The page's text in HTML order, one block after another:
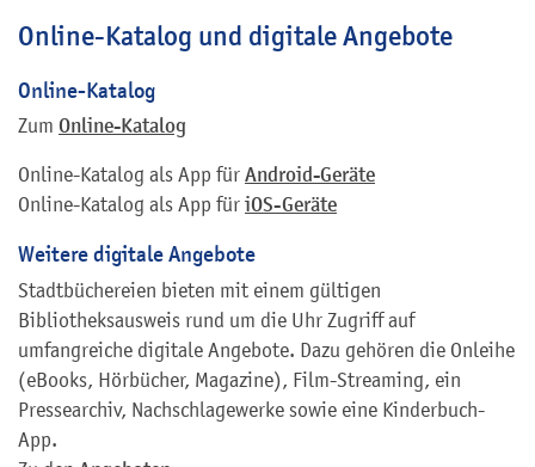
Online-Katalog und digitale Angebote
Online-Katalog
Zum Online-Katalog
Online-Katalog als App für Android-Geräte
Online-Katalog als App für iOS-Geräte
Weitere digitale Angebote
Stadtbüchereien bieten mit einem gültigen
Bibliotheksausweis rund um die Uhr Zugriff auf
umfangreiche digitale Angebote. Dazu gehören die Onleihe
(eBooks, Hörbücher, Magazine), Film-Streaming, ein
Pressearchiv, Nachschlagewerke sowie eine Kinderbuch-
App.